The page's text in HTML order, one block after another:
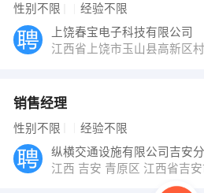
性别不限 经验不限
上饶春宝电子科技有限公司
江西省上饶市玉山县高新区
销售经理
性别不限 经验不限
江西 吉安 青原区 江西省吉